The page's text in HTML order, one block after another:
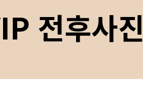
전후사진